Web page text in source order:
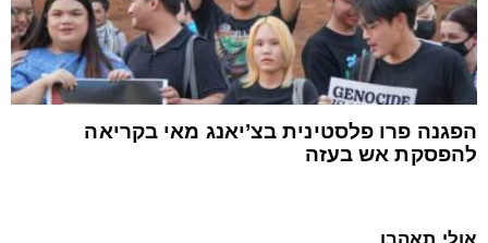
הפגנה פרו פלסטינית בצ’יאנג מאי בקריאה
להפסקת אש בעזה